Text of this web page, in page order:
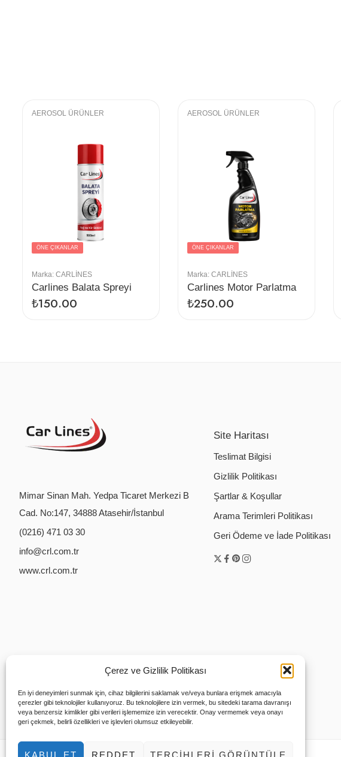
Çerez ve Gizlilik Politikası
En iyi deneyimleri sunmak için, cihaz bilgilerini saklamak ve/veya bunlara erişmek amacıyla
çerezler gibi teknolojiler kullanıyoruz. Bu teknolojilere izin vermek, bu sitedeki tarama davranışı
veya benzersiz kimlikler gibi verileri işlememize izin verecektir. Onay vermemek veya onayı
geri çekmek, belirli özellikleri ve işlevleri olumsuz etkileyebilir.
KABUL ET REDDET TERCIHLERI GÖRÜNTÜLE
AEROSOL ÜRÜNLER
Marka: CARLINES
Carlines Balata Spreyi
ÖNE ÇIKANLAR
₺150.00
AEROSOL ÜRÜNLER
Marka: CARLINES
Carlines Motor Parlatma
ÖNE ÇIKANLAR
₺250.00
Mimar Sinan Mah. Yedpa Ticaret Merkezi B
Cad. No:147, 34888 Atasehir/İstanbul
(0216) 471 03 30
info@crl.com.tr
www.crl.com.tr
Site Haritası
Teslimat Bilgisi
Gizlilik Politikası
Şartlar & Koşullar
Arama Terimleri Politikası
Geri Ödeme ve İade Politikası